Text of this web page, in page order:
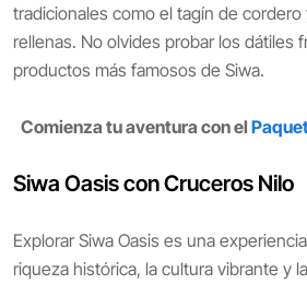
tradicionales como el tagín de cordero
rellenas. No olvides probar los dátiles
productos más famosos de Siwa.
Comienza tu aventura con el
Siwa Oasis con Cruceros Nilo
Explorar Siwa Oasis es una
riqueza histórica, la cultura vibrante y